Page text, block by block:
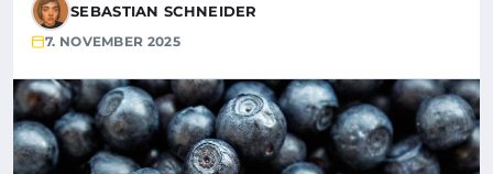
SEBASTIAN SCHNEIDER
7. NOVEMBER 2025